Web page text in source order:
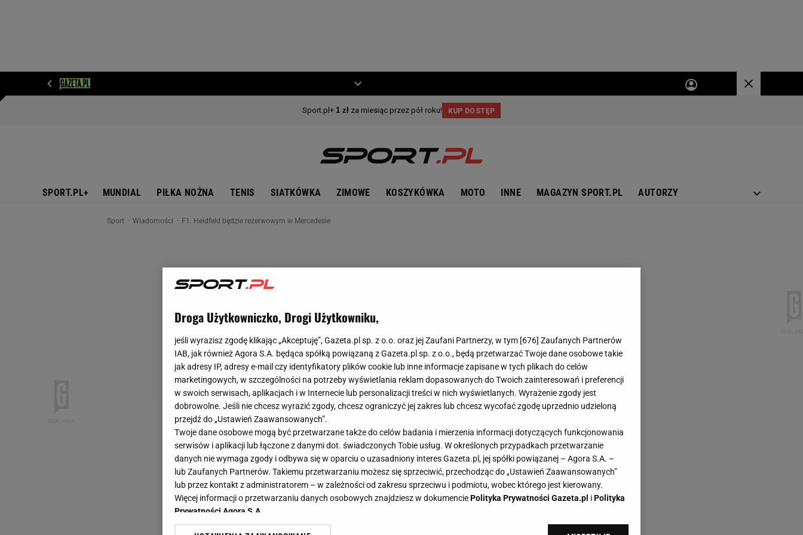
SPORT.PL+ MUNDIAL PIŁKA NOŻNA TENIS SIATKÓWKA ZIMOWE KOSZYKÓWKA MOTO INNE MAGAZYN SPORT.PL AUTORZY
Sport Wiadomości F1. Heidfeld będzie rezerwowym w Mercedesie
Droga Użytkowniczko, Drogi Użytkowniku,
jeśli wyrazisz zgodę klikając „Akceptuję”, Gazeta.pl sp. z o.o. oraz jej Zaufani Partnerzy, w tym [676] Zaufanych Partnerów
IAB, jak również Agora S.A. będąca spółką powiązaną z Gazeta.pl sp. z o.o., będą przetwarzać Twoje dane osobowe takie
jak adresy IP, adresy e-mail czy identyfikatory plików cookie lub inne informacje zapisane w tych plikach do celów
marketingowych, w szczególności na potrzeby wyświetlania reklam dopasowanych do Twoich zainteresowań i preferencji
w swoich serwisach, aplikacjach i w Internecie lub personalizacji treści w nich wyświetlanych. Wyrażenie zgody jest
dobrowolne. Jeśli nie chcesz wyrazić zgody, chcesz ograniczyć jej zakres lub chcesz wycofać zgodę uprzednio udzieloną
przejdź do „Ustawień Zaawansowanych”.
Twoje dane osobowe mogą być przetwarzane także do celów badania i mierzenia informacji dotyczących funkcjonowania
serwisów i aplikacji lub łączone z danymi dot. świadczonych Tobie usług. W określonych przypadkach przetwarzanie
danych nie wymaga zgody i odbywa się w oparciu o uzasadniony interes Gazeta.pl, jej spółki powiązanej – Agora S.A. –
lub Zaufanych Partnerów. Takiemu przetwarzaniu możesz się sprzeciwić, przechodząc do „Ustawień Zaawansowanych”
lub przez kontakt z administratorem – w zależności od zakresu sprzeciwu i podmiotu, wobec którego jest kierowany.
Więcej informacji o przetwarzaniu danych osobowych znajdziesz w dokumenciePolityka Prywatności Gazeta.pl iPolityka
Prywatności Agora S.A.